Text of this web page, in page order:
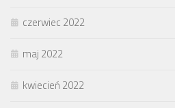
czerwiec 2022
maj 2022
kwiecień 2022